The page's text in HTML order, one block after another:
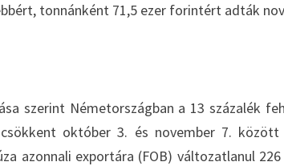
tonnánként 71,5 ezer forintért adták
szerint Németországban a 13 százalék
október 3. és november 7.
azonnali exportára (FOB) változatlanul